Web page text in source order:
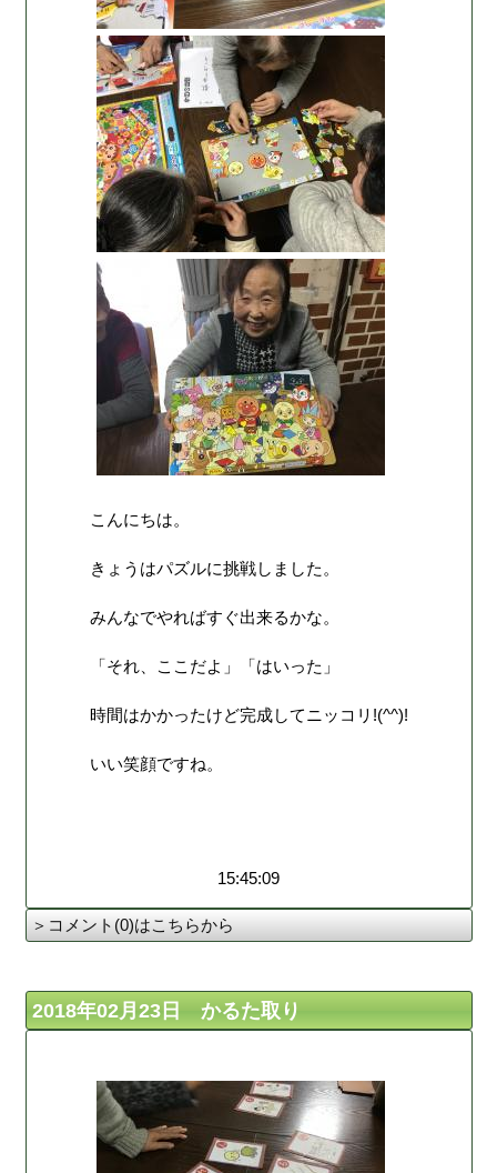
こんにちは。
きょうはパズルに挑戦しました。
みんなでやればすぐ出来るかな。
「それ、ここだよ」「はいった」
時間はかかったけど完成してニッコリ!(^^)!
いい笑顔ですね。
15:45:09
＞コメント(0)はこちらから
2018年02月23日 かるた取り